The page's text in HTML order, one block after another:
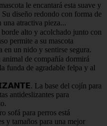
le encantará esta suave y
Su diseño redondo con forma de
una atractiva pieza...
alto y acolchado junto con
permite a su mascota
en un nido y sentirse segura.
de compañía dormirá
funda de agradable felpa y al
La base del cojín para
antideslizantes para
para perros está
y tamaños para una mejor